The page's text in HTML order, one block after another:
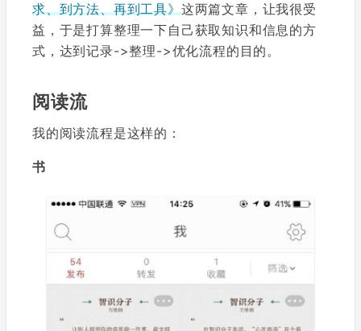
求、到方法、再到工具》这两篇文章，让我很受
益，于是打算整理一下自己获取知识和信息的方
式，达到记录->整理->优化流程的目的。
阅读流
我的阅读流程是这样的：
书